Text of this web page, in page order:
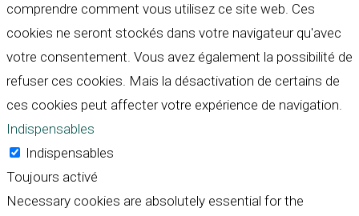
comprendre comment vous utilisez ce site web. Ces
cookies ne seront stockés dans votre navigateur qu'avec
votre consentement. Vous avez également la possibilité de
refuser ces cookies. Mais la désactivation de certains de
ces cookies peut affecter votre expérience de navigation.
Indispensables
Indispensables
Toujours activé
Necessary cookies are absolutely essential for the